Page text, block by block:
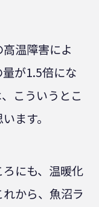
温障害によ
が1.5倍にな
こういうとこ
ます。
にも、温暖化
から、魚沼ラ